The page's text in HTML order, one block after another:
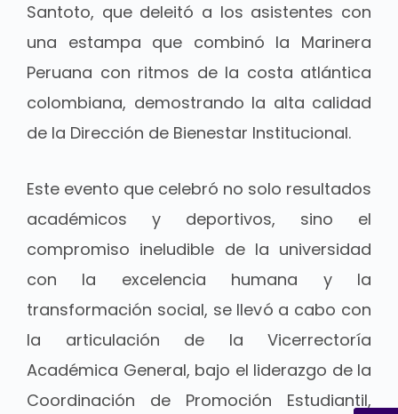
Santoto, que deleitó a los asistentes con
una estampa que combinó la Marinera
Peruana con ritmos de la costa atlántica
colombiana, demostrando la alta calidad
de la Dirección de Bienestar Institucional.
Este evento que celebró no solo resultados
académicos y deportivos, sino el
compromiso ineludible de la universidad
con la excelencia humana y la
transformación social, se llevó a cabo con
la articulación de la Vicerrectoría
Académica General, bajo el liderazgo de la
Coordinación de Promoción Estudiantil,